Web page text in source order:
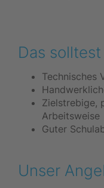
Das
Technisches
Zielstrebige,
Arbeitsweise
Guter
Unser